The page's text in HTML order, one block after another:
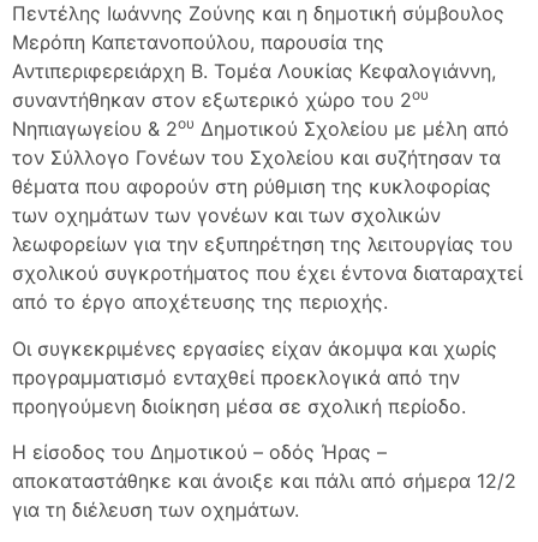
Πεντέλης Ιωάννης Ζούνης και η δημοτική σύμβουλος
Μερόπη Καπετανοπούλου, παρουσία της
Αντιπεριφερειάρχη Β. Τομέα Λουκίας Κεφαλογιάννη,
συναντήθηκαν στον εξωτερικό χώρο του 2ου
Νηπιαγωγείου & 2ου Δημοτικού Σχολείου με μέλη από
τον Σύλλογο Γονέων του Σχολείου και συζήτησαν τα
θέματα που αφορούν στη ρύθμιση της κυκλοφορίας
των οχημάτων των γονέων και των σχολικών
λεωφορείων για την εξυπηρέτηση της λειτουργίας του
σχολικού συγκροτήματος που έχει έντονα διαταραχτεί
από το έργο αποχέτευσης της περιοχής.
Οι συγκεκριμένες εργασίες είχαν άκομψα και χωρίς
προγραμματισμό ενταχθεί προεκλογικά από την
προηγούμενη διοίκηση μέσα σε σχολική περίοδο.
H είσοδος του Δημοτικού – οδός Ήρας –
αποκαταστάθηκε και άνοιξε και πάλι από σήμερα 12/2
για τη διέλευση των οχημάτων.